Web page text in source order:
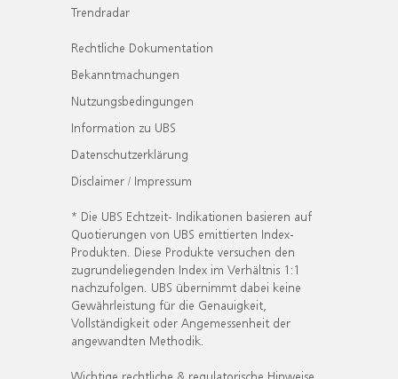
Trendradar
Rechtliche Dokumentation
Bekanntmachungen
Nutzungsbedingungen
Information zu UBS
Datenschutzerklärung
Disclaimer / Impressum
* Die UBS Echtzeit- Indikationen basieren auf
Quotierungen von UBS emittierten Index-
Produkten. Diese Produkte versuchen den
zugrundeliegenden Index im Verhältnis 1:1
nachzufolgen. UBS übernimmt dabei keine
Gewährleistung für die Genauigkeit,
Vollständigkeit oder Angemessenheit der
angewandten Methodik.